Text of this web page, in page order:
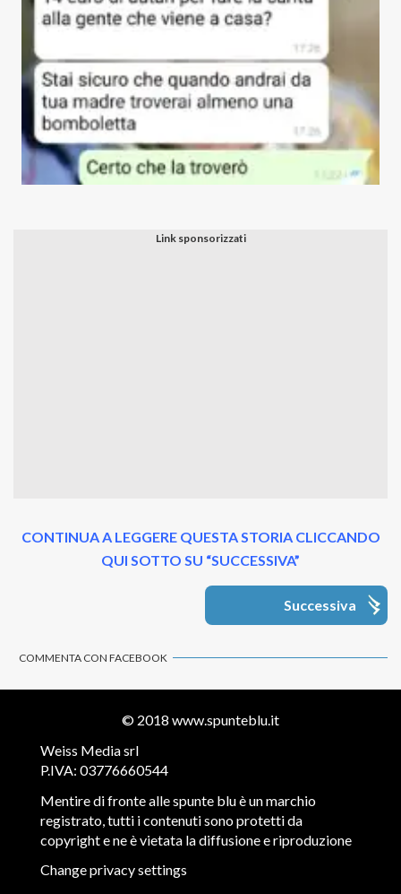
CONTINUA A LEGGERE QUESTA STORIA CLICCANDO
QUI SOTTO SU “SUCCESSIVA”
Successiva
COMMENTA CON FACEBOOK
© 2018 www.spunteblu.it
Weiss Media srl
P.IVA: 03776660544
Mentire di fronte alle spunte blu è un marchio
registrato, tutti i contenuti sono protetti da
copyright e ne è vietata la diffusione e riproduzione
Change privacy settings